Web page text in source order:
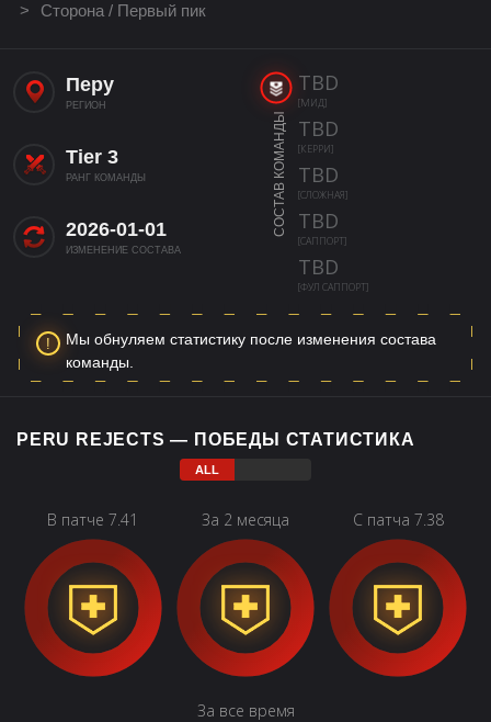
Сторона / Первый пик
Перу
РЕГИОН
Tier 3
РАНГ КОМАНДЫ
2026-01-01
ИЗМЕНЕНИЕ СОСТАВА
СОСТАВ КОМАНДЫ
TBD
[МИД]
TBD
[КЕРРИ]
TBD
[СЛОЖНАЯ]
TBD
[САППОРТ]
TBD
[ФУЛ САППОРТ]
Мы обнуляем статистику после изменения состава
команды.
PERU REJECTS — ПОБЕДЫ СТАТИСТИКА
В патче 7.41 За 2 месяца С патча 7.38
За все время